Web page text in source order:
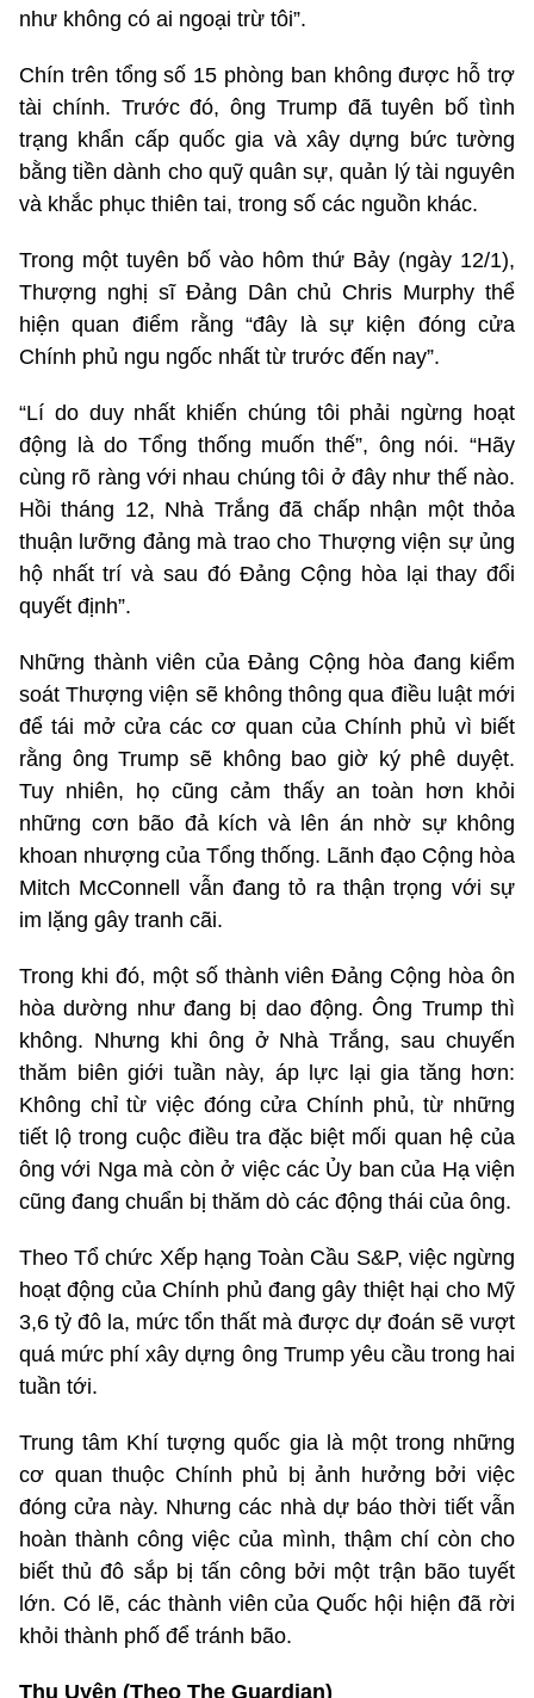
như không có ai ngoại trừ tôi”.
Chín trên tổng số 15 phòng ban không được hỗ trợ
tài chính. Trước đó, ông Trump đã tuyên bố tình
trạng khẩn cấp quốc gia và xây dựng bức tường
bằng tiền dành cho quỹ quân sự, quản lý tài nguyên
và khắc phục thiên tai, trong số các nguồn khác.
Trong một tuyên bố vào hôm thứ Bảy (ngày 12/1),
Thượng nghị sĩ Đảng Dân chủ Chris Murphy thể
hiện quan điểm rằng “đây là sự kiện đóng cửa
Chính phủ ngu ngốc nhất từ trước đến nay”.
“Lí do duy nhất khiến chúng tôi phải ngừng hoạt
động là do Tổng thống muốn thế”, ông nói. “Hãy
cùng rõ ràng với nhau chúng tôi ở đây như thế nào.
Hồi tháng 12, Nhà Trắng đã chấp nhận một thỏa
thuận lưỡng đảng mà trao cho Thượng viện sự ủng
hộ nhất trí và sau đó Đảng Cộng hòa lại thay đổi
quyết định”.
Những thành viên của Đảng Cộng hòa đang kiểm
soát Thượng viện sẽ không thông qua điều luật mới
để tái mở cửa các cơ quan của Chính phủ vì biết
rằng ông Trump sẽ không bao giờ ký phê duyệt.
Tuy nhiên, họ cũng cảm thấy an toàn hơn khỏi
những cơn bão đả kích và lên án nhờ sự không
khoan nhượng của Tổng thống. Lãnh đạo Cộng hòa
Mitch McConnell vẫn đang tỏ ra thận trọng với sự
im lặng gây tranh cãi.
Trong khi đó, một số thành viên Đảng Cộng hòa ôn
hòa dường như đang bị dao động. Ông Trump thì
không. Nhưng khi ông ở Nhà Trắng, sau chuyến
thăm biên giới tuần này, áp lực lại gia tăng hơn:
Không chỉ từ việc đóng cửa Chính phủ, từ những
tiết lộ trong cuộc điều tra đặc biệt mối quan hệ của
ông với Nga mà còn ở việc các Ủy ban của Hạ viện
cũng đang chuẩn bị thăm dò các động thái của ông.
Theo Tổ chức Xếp hạng Toàn Cầu S&P, việc ngừng
hoạt động của Chính phủ đang gây thiệt hại cho Mỹ
3,6 tỷ đô la, mức tổn thất mà được dự đoán sẽ vượt
quá mức phí xây dựng ông Trump yêu cầu trong hai
tuần tới.
Trung tâm Khí tượng quốc gia là một trong những
cơ quan thuộc Chính phủ bị ảnh hưởng bởi việc
đóng cửa này. Nhưng các nhà dự báo thời tiết vẫn
hoàn thành công việc của mình, thậm chí còn cho
biết thủ đô sắp bị tấn công bởi một trận bão tuyết
lớn. Có lẽ, các thành viên của Quốc hội hiện đã rời
khỏi thành phố để tránh bão.
Thu Uyên (Theo The Guardian)